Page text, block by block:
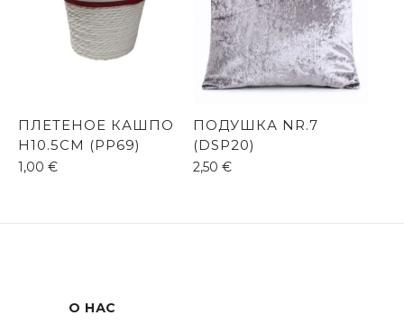
ПЛЕТЕНОЕ КАШПО
H10.5CM (PP69)
1,00 €
ПОДУШКА NR.7
(DSP20)
2,50 €
О НАС